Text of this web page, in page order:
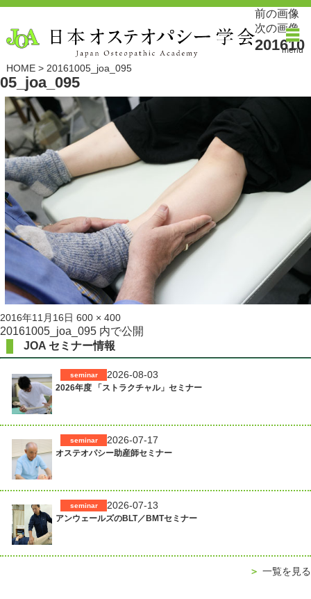
menu
HOME> 20161005_joa_095
前の画像
次の画像
201610
05_joa_095
投
稿
日:
2016年11月16日 フ
ル
サ
イ
ズ
600 × 400
投
稿
ナ
ビ
ゲ
シ
ョ
ン
20161005_joa_095 内で公開
JOA セミナー情報
2026-08-03
seminar
2026年度 「ストラクチャル」セミナー
2026-07-17
seminar
オステオパシー助産師セミナー
2026-07-13
seminar
アンウェールズのBLT／BMTセミナー
＞ 一覧を見る